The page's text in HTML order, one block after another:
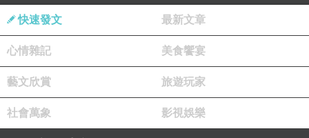
快速發文 最新文章
心情雜記 美食饗宴
藝文欣賞 旅遊玩家
社會萬象 影視娛樂